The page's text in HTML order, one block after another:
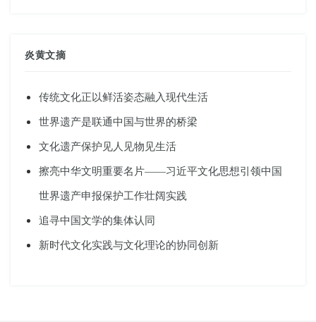
炎黄文摘
传统文化正以鲜活姿态融入现代生活
世界遗产是联通中国与世界的桥梁
文化遗产保护见人见物见生活
擦亮中华文明重要名片——习近平文化思想引领中国
世界遗产申报保护工作壮阔实践
追寻中国文学的集体认同
新时代文化实践与文化理论的协同创新